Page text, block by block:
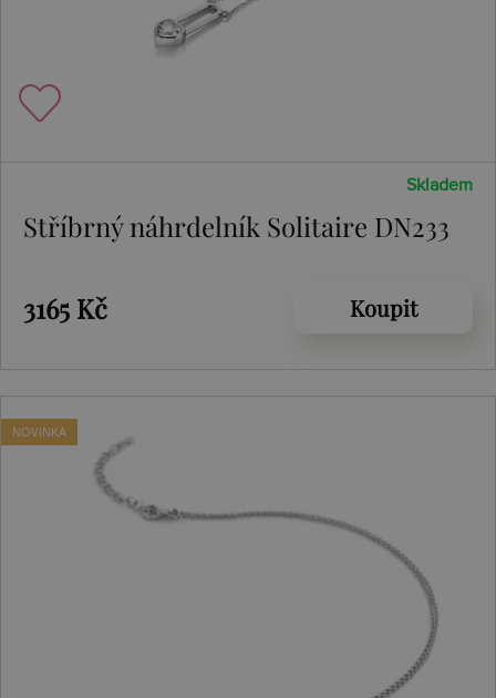
Skladem
Stříbrný náhrdelník Solitaire DN233
3165 Kč Koupit
NOVINKA